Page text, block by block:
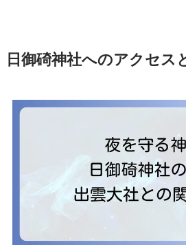
日御碕神社へのアクセス